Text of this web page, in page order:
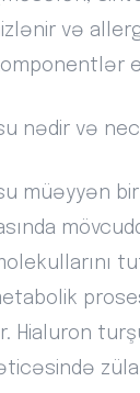
və
nədir və
müəyyən
Hialuron